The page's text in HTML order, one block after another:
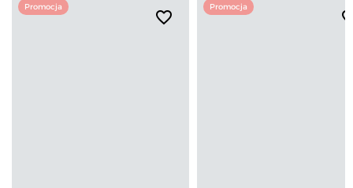
Promocja
favorite_border
Promocja